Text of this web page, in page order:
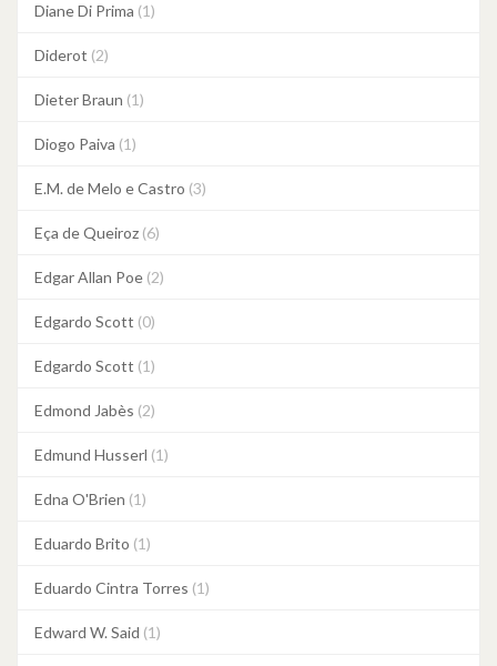
Diane Di Prima (1)
Diderot (2)
Dieter Braun (1)
Diogo Paiva (1)
E.M. de Melo e Castro (3)
Eça de Queiroz (6)
Edgar Allan Poe (2)
Edgardo Scott (0)
Edgardo Scott (1)
Edmond Jabès (2)
Edmund Husserl (1)
Edna O'Brien (1)
Eduardo Brito (1)
Eduardo Cintra Torres (1)
Edward W. Said (1)